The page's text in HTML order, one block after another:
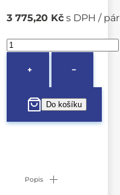
3 775,20 Kč s DPH / pár
+ −
Popis